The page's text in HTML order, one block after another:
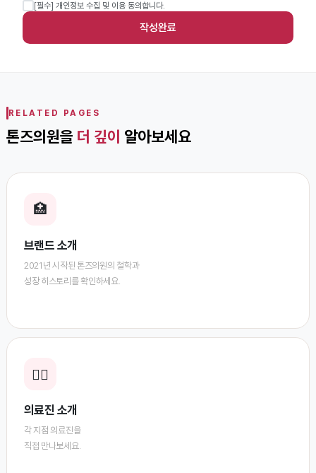
[필수] 개인정보 수집 및 이용 동의합니다.
작성완료
RELATED PAGES
톤즈의원을 더 깊이 알아보세요
🏥
브랜드 소개
2021년 시작된 톤즈의원의 철학과
성장 히스토리를 확인하세요.
👨‍⚕️
의료진 소개
각 지점 의료진을
직접 만나보세요.